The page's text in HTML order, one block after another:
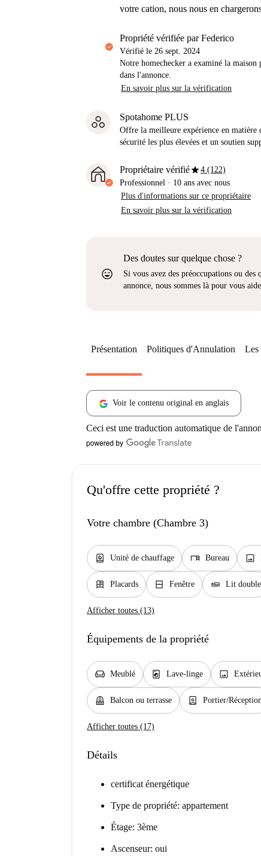
votre cation, nous nous en
propriété vérifiée par Federico
Vérifié le 26 sept. 2024
Notre homechecker a examiné la maison
dans l'annonce.
En savoir plus sur la vérification
Spotahome PLUS
Offre la meilleure expérience en matière
sécurité les plus élevées et un soutien
Propriétaire vérifiéstar4 (122)
Professionnel · 10 ans avec nous
Plus d'informations sur ce propriétaire
En savoir plus sur la vérification
sentiment_very_satisfied
Des doutes sur quelque chose ?
Si vous avez des préoccupations ou des
annonce, nous sommes là pour vous
Présentation Politiques d'Annulation Les
Voir le contenu original en anglais
Ceci est une traduction automatique de
Qu'offre cette propriété ?
Votre chambre (Chambre 3)
water_heater Unité de chauffage desk Bureau image
dresser Placards window_closed Fenêtre airline_seat_flat Lit double
Afficher toutes (13)
Équipements de la propriété
chair Meublé local_laundry_service Lave-linge image
balcony Balcon ou terrasse person_book Portier/
Afficher toutes (17)
Détails
certificat énergétique
Type de propriété: appartement
Étage: 3ème
Ascenseur: oui